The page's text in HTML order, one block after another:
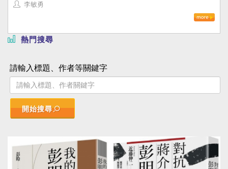
李敏勇
熱門搜尋
請輸入標題、作者等關鍵字
開始搜尋